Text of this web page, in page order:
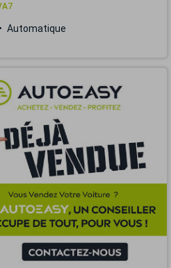
Automatique